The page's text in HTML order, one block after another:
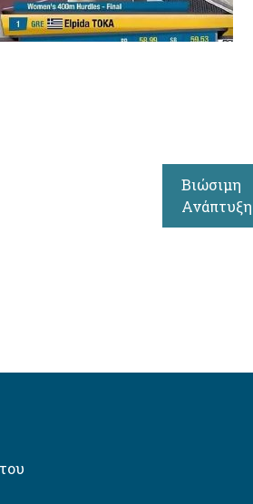
Βιώσιμη
Ανάπτυξη